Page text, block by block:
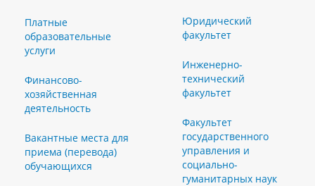
Платные
образовательные
услуги
Финансово-
хозяйственная
деятельность
Вакантные места для
приема (перевода)
обучающихся
Юридический
факультет
Инженерно-
технический
факультет
Факультет
государственного
управления и
социально-
гуманитарных наук